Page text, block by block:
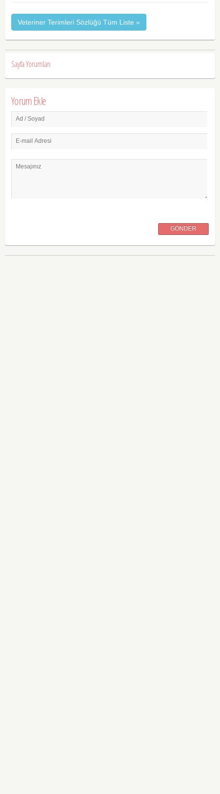
Veteriner Terimleri Sözlüğü Tüm Liste »
Sayfa Yorumları
Yorum Ekle
Ad / Soyad
E-mail Adresi
Mesajınız
GÖNDER